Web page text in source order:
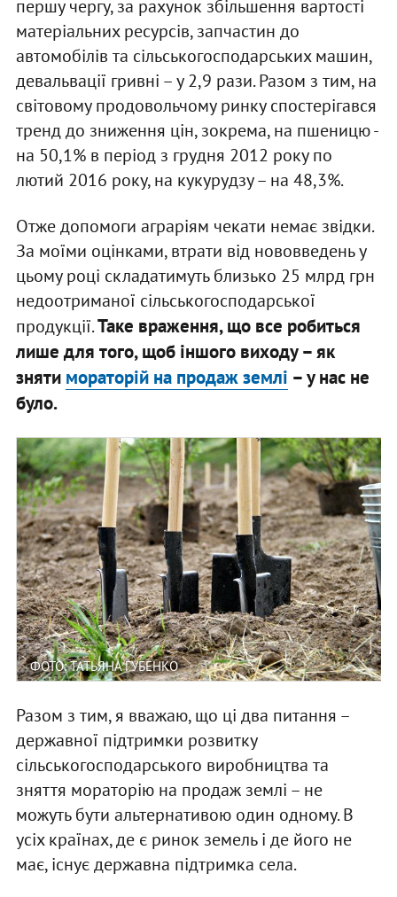
першу чергу, за рахунок збільшення вартості
матеріальних ресурсів, запчастин до
автомобілів та сільськогосподарських машин,
девальвації гривні – у 2,9 рази. Разом з тим, на
світовому продовольчому ринку спостерігався
тренд до зниження цін, зокрема, на пшеницю -
на 50,1% в період з грудня 2012 року по
лютий 2016 року, на кукурудзу – на 48,3%.
Отже допомоги аграріям чекати немає звідки.
За моїми оцінками, втрати від нововведень у
цьому році складатимуть близько 25 млрд грн
недоотриманої сільськогосподарської
продукції.Таке враження, що все робиться
лише для того, щоб іншого виходу – як
зняти мораторій на продаж землі – у нас не
було.
ФОТО: ТАТЬЯНА ГУБЕНКО
Разом з тим, я вважаю, що ці два питання –
державної підтримки розвитку
сільськогосподарського виробництва та
зняття мораторію на продаж землі – не
можуть бути альтернативою один одному. В
усіх країнах, де є ринок земель і де його не
має, існує державна підтримка села.